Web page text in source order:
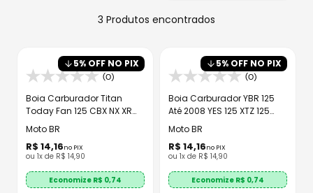
capacete aberto
3 Produtos
5% OFF NO PIX
(0)
Boia Carburador Titan
Today Fan 125 CBX NX XR
200 Sem Eixo
Moto BR
R$ 14,16no PIX
ou 1x de R$ 14,90
Economize R$ 0,74
5% OFF NO PIX
(0)
Boia Carburador YBR 125
Até 2008 YES 125 XTZ 125
Factor 125
Moto BR
R$ 14,16no PIX
ou 1x de R$ 14,90
Economize R$ 0,74